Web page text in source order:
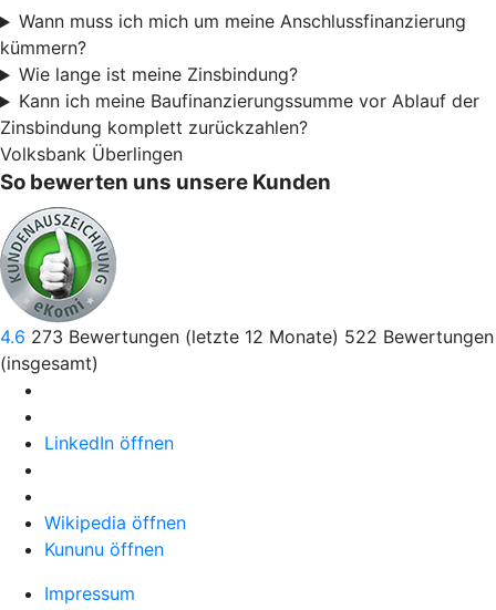
Wann muss ich mich um meine Anschlussfinanzierung
kümmern?
Wie lange ist meine Zinsbindung?
Kann ich meine Baufinanzierungssumme vor Ablauf der
Zinsbindung komplett zurückzahlen?
Volksbank Überlingen
So bewerten uns unsere Kunden
4.6 273 Bewertungen (letzte 12 Monate) 522 Bewertungen
(insgesamt)
LinkedIn öffnen
Wikipedia öffnen
Kununu öffnen
Impressum